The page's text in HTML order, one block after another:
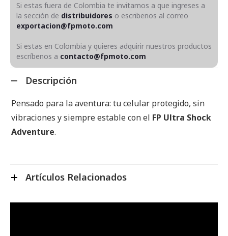
Si estas fuera de Colombia te invitamos a que ingreses a
la sección de distribuidores o escribenos al correo
exportacion@fpmoto.com
Si estas en Colombia y quieres adquirir nuestros productos
escríbenos a contacto@fpmoto.com
Descripción
Pensado para la aventura: tu celular protegido, sin
vibraciones y siempre estable con el FP Ultra Shock
Adventure.
Artículos Relacionados